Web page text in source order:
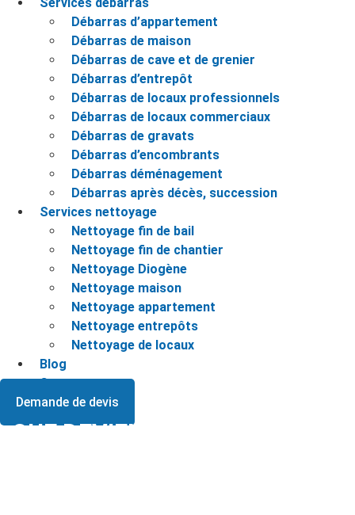
Services débarras
Débarras d’appartement
Débarras de maison
Débarras de cave et de grenier
Débarras d’entrepôt
Débarras de locaux professionnels
Débarras de locaux commerciaux
Débarras de gravats
Débarras d’encombrants
Débarras déménagement
Débarras après décès, succession
Services nettoyage
Nettoyage fin de bail
Nettoyage fin de chantier
Nettoyage Diogène
Nettoyage maison
Nettoyage appartement
Nettoyage entrepôts
Nettoyage de locaux
Blog
Contact
Demande de devis
QUE DEVIENNENT LES OBJETS